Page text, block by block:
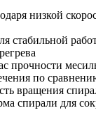
низкой
стабильной
прочности
по
вращения
спирали для